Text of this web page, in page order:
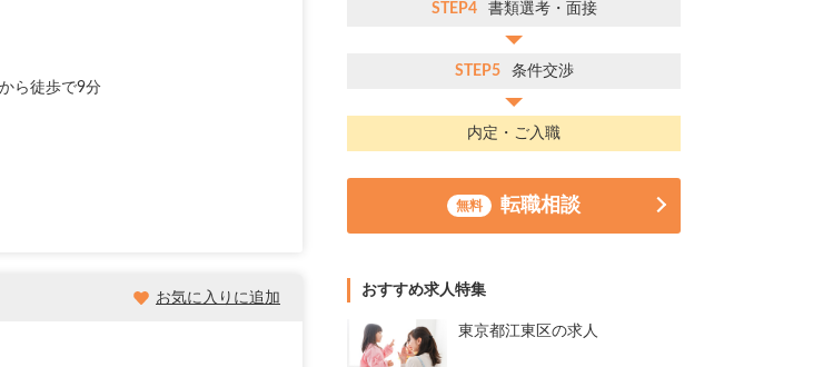
ら徒歩で9分
お気に入りに追加
STEP4 書類選考・面接
STEP5 条件交渉
内定・ご入職
無料 転職相談
おすすめ求人特集
東京都江東区の求人